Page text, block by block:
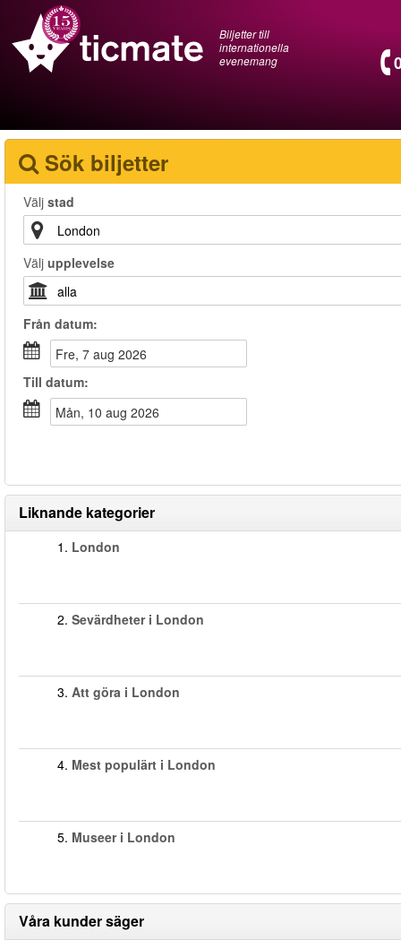
Biljetter till
internationella
evenemang
Sök biljetter
Välj stad
Välj upplevelse
Från datum:
fre, 7 aug 2026
Till datum:
mån, 10 aug 2026
Liknande kategorier
1. London
2. Sevärdheter i London
3. Att göra i London
4. Mest populärt i London
5. Museer i London
Våra kunder säger